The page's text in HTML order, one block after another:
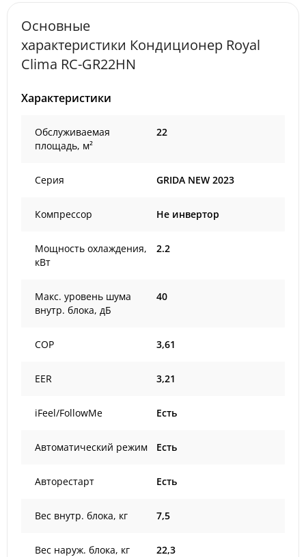
Основные
характеристики Кондиционер Royal
Clima RC-GR22HN
Характеристики
Обслуживаемая
площадь, м²
22
Серия GRIDA NEW 2023
Компрессор Не инвертор
Мощность охлаждения,
кВт
2.2
Макс. уровень шума
внутр. блока, дБ
40
COP 3,61
EER 3,21
iFeel/FollowMe Есть
Автоматический режим Есть
Авторестарт Есть
Вес внутр. блока, кг 7,5
Вес наруж. блока, кг 22,3